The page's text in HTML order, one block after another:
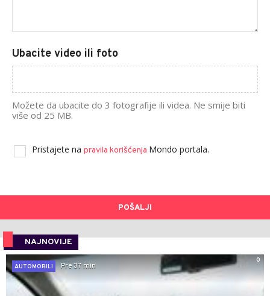
Ubacite video ili foto
Možete da ubacite do 3 fotografije ili videa. Ne smije biti
više od 25 MB.
Pristajete na pravila korišćenja Mondo portala.
POŠALJI
NAJNOVIJE
0
AUTOMOBILI
Pre 37 min